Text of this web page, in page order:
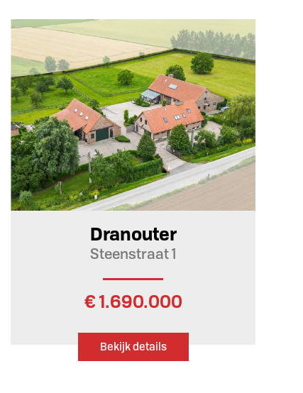
Dranouter
Steenstraat 1
€ 1.690.000
Bekijk details